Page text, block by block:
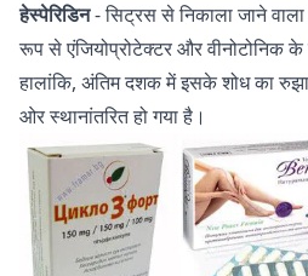
हेस्पेरिडिन- सिट्रस से निकाला जाने
रूप से एंजियोप्रोटेक्टर और वीनोटोनिक
हालांकि, अंतिम दशक में इसके शोध का
ओर स्थानांतरित हो गया है।